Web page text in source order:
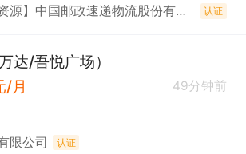
【合肥智越人力资源】中国邮政速递物流股份有限公司阜阳市分公司 认证
达/吾悦广场）
月
49分钟前
限公司 认证